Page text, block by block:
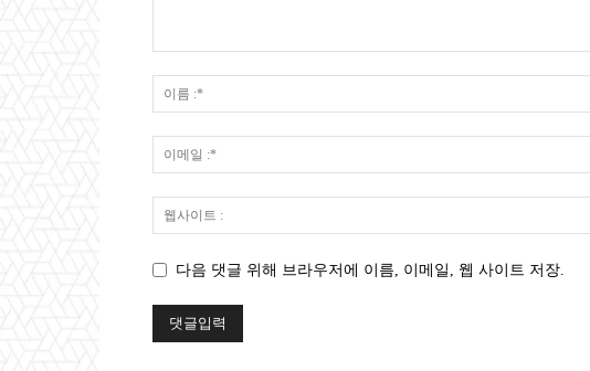
다음 댓글 위해 브라우저에 이름, 이메일, 웹 사이트 저장.